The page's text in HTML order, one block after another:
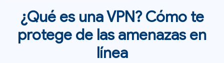
¿Qué es una VPN? Cómo te
protege de las amenazas en
línea